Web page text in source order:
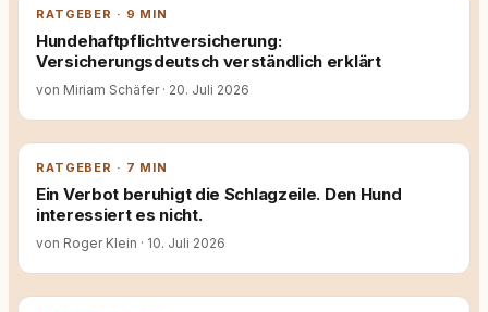
RATGEBER · 9 MIN
Hundehaftpflichtversicherung:
Versicherungsdeutsch verständlich erklärt
von Miriam Schäfer · 20. Juli 2026
RATGEBER · 7 MIN
Ein Verbot beruhigt die Schlagzeile. Den Hund
interessiert es nicht.
von Roger Klein · 10. Juli 2026